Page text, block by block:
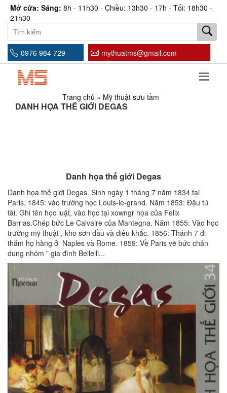
Mở cửa: Sáng: 8h - 11h30 - Chiều: 13h30 - 17h - Tối: 18h30 -
21h30
0976 984 729 mythuatms@gmail.com
Trang chủ » Mỹ thuật sưu tầm
DANH HỌA THẾ GIỚI DEGAS
Danh họa thế giới Degas
Danh họa thế giới Degas. Sinh ngày 1 tháng 7 năm 1834 tại
Paris, 1845: vào trường học Louis-le-grand. Năm 1853: Đậu tú
tài. Ghi tên học luật, vào học tại xowngr họa của Felix
Barrias.Chép bức Le Calvaire của Mantegna. Năm 1855: Vào học
trường mỹ thuật , kho sơn dầu và điêu khắc. 1856: Thánh 7 đi
thăm họ hàng ở Naples và Rome. 1859: Về Paris vẽ bức chân
dung nhóm " gia đình Bellelli...